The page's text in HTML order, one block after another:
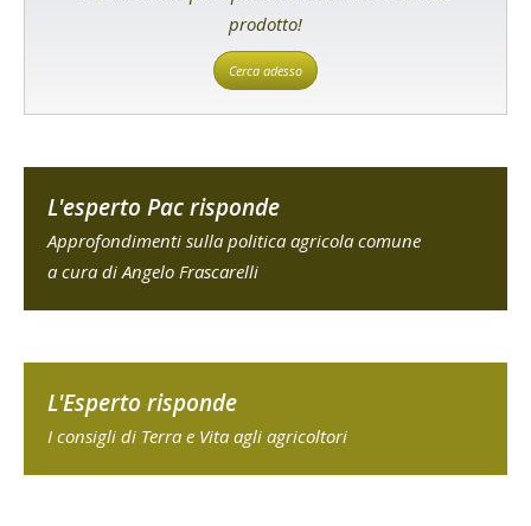
prodotto!
Cerca adesso
L'esperto Pac risponde
Approfondimenti sulla politica agricola comune
a cura di Angelo Frascarelli
L'Esperto risponde
I consigli di Terra e Vita agli agricoltori